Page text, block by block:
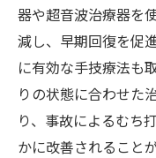
器や超音波治療器を
減し、早期回復を促
に有効な手技療法も
りの状態に合わせた
り、事故によるむち
かに改善されること